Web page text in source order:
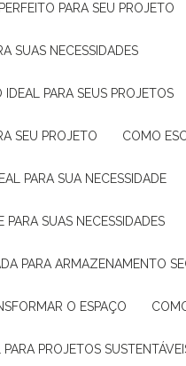
PARA SEU PROJETO
SUAS NECESSIDADES
IDEAL PARA SEUS PROJETOS
SEU PROJETO COMO
PARA SUA NECESSIDADE
PARA SUAS NECESSIDADES
PARA ARMAZENAMENTO
O ESPAÇO
PROJETOS